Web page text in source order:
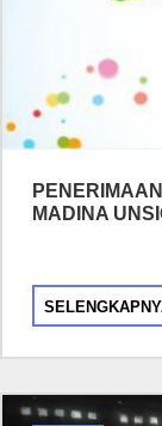
MADINA